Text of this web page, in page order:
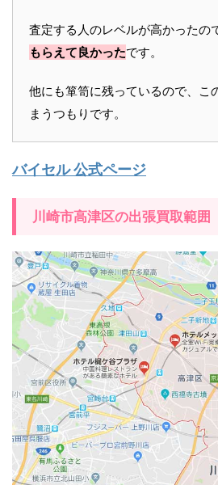
査定する人のレベルが高かったの
もらえて良かったです。
他にも箪笥に残っているので、こ
まうつもりです。
バイセル 公式ページ
川崎市高津区の出張買取範囲